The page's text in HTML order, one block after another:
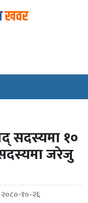
सदस्‍यमा १०
जरेजु
२०८०-१०-२६